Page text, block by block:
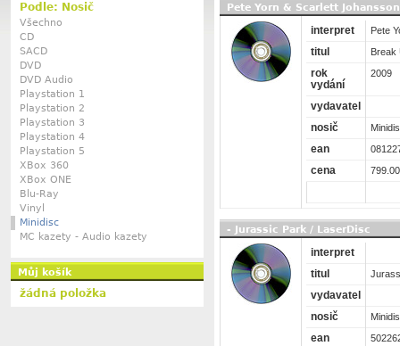
Pete Yorn & Scarlett
interpret Pete
titul Break
rok
vydání
2009
vydavatel
nosič
ean
cena
- Jurassic Park / LaserDisc
interpret
titul
vydavatel
nosič
ean
Podle: Nosič
Všechno
CD
SACD
DVD
DVD Audio
Playstation 1
Playstation 2
Playstation 3
Playstation 4
Playstation 5
XBox 360
XBox ONE
Blu-Ray
Vinyl
Minidisc
MC kazety - Audio kazety
Můj košík
žádná položka